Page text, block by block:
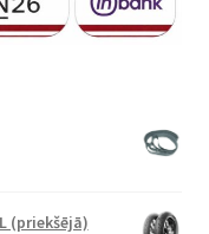
(priekšējā)